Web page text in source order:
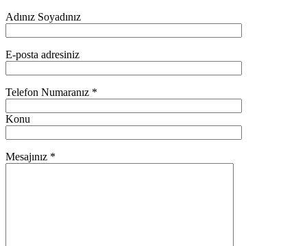
Adınız Soyadınız
E-posta adresiniz
Telefon Numaranız *
Konu
Mesajınız *